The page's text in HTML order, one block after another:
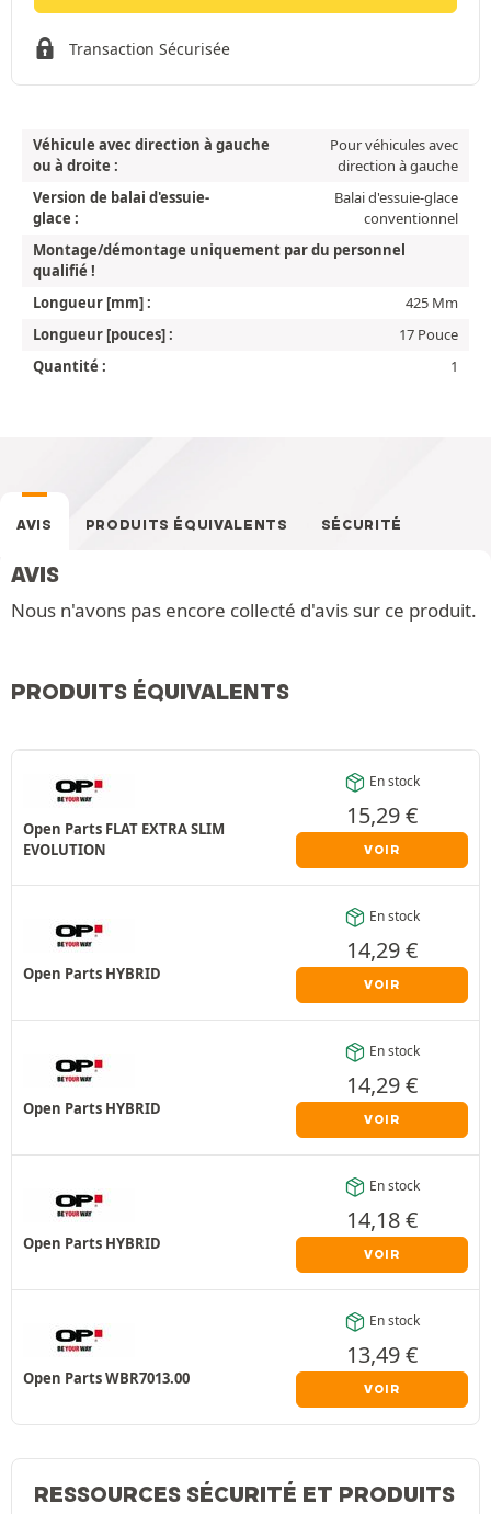
Transaction Sécurisée
Véhicule avec direction à gauche
ou à droite :
Pour véhicules avec
direction à gauche
Version de balai d'essuie-
glace :
Balai d'essuie-glace
conventionnel
Montage/démontage uniquement par du personnel
qualifié !
Longueur [mm] :
425 Mm
Longueur [pouces] :
17 Pouce
Quantité :
1
AVIS PRODUITS ÉQUIVALENTS SÉCURITÉ
AVIS
Nous n'avons pas encore collecté d'avis sur ce produit.
PRODUITS ÉQUIVALENTS
Open Parts FLAT EXTRA SLIM
EVOLUTION
En stock
15,29€
VOIR
Open Parts HYBRID
En stock
14,29€
VOIR
Open Parts HYBRID
En stock
14,29€
VOIR
Open Parts HYBRID
En stock
14,18€
VOIR
Open Parts WBR7013.00
En stock
13,49€
VOIR
RESSOURCES SÉCURITÉ ET PRODUITS